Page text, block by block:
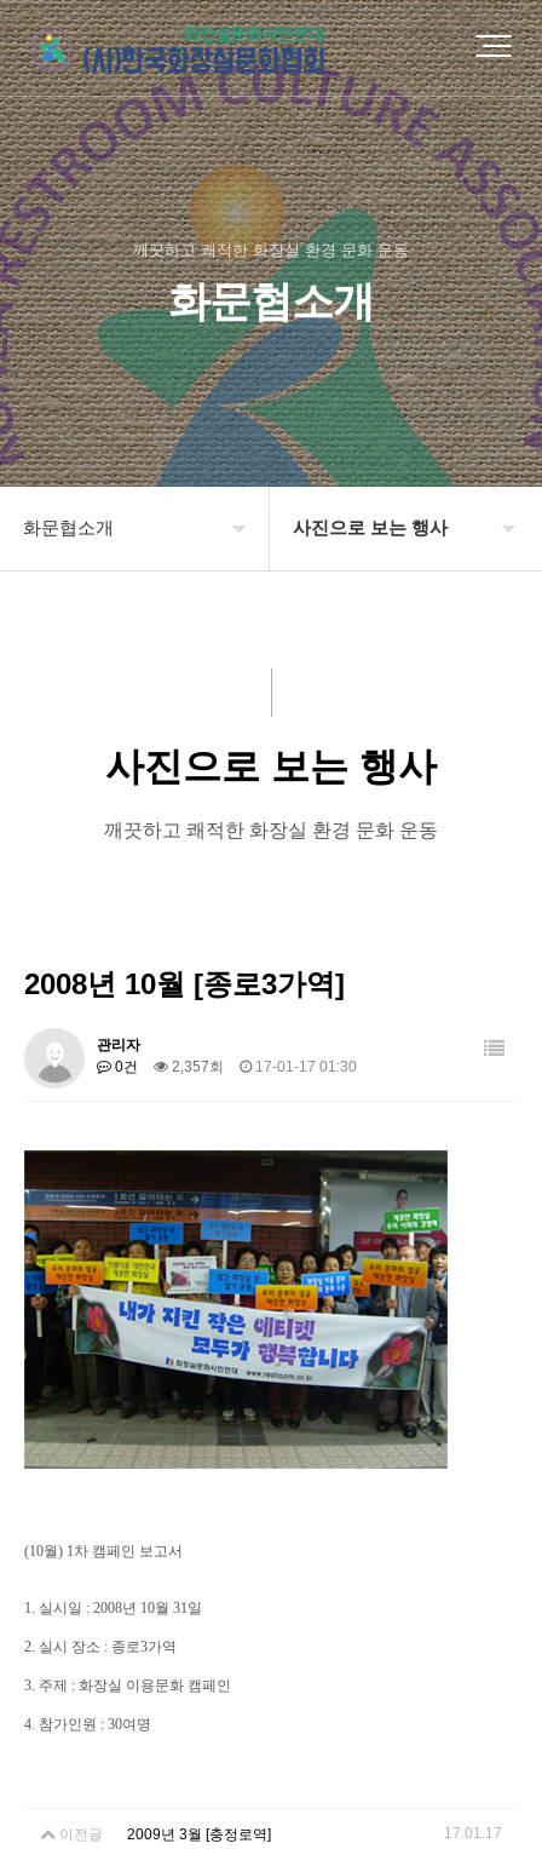
깨끗하고 쾌적한 화장실 환경 문화 운동
화문협소개
화문협소개 사진으로 보는 행사
한국생활악취연구소
사진으로 보는 행사
사진으로 보는 행사
깨끗하고 쾌적한 화장실 환경 문화 운동
2008년 10월 [종로3가역]
관리자
0건
2,357회 17-01-17 01:30
(10월) 1차 캠페인 보고서
1. 실시일 : 2008년 10월 31일
2. 실시 장소 : 종로3가역
3. 주제 : 화장실 이용문화 캠페인
4. 참가인원 : 30여명
이전글 2009년 3월 [충정로역] 17.01.17